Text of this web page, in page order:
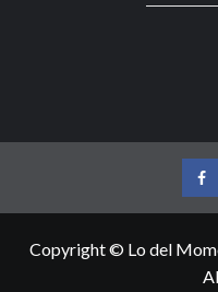
Copyright © Lo del